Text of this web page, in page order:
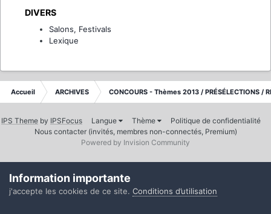
DIVERS
Salons, Festivals
Lexique
Accueil ARCHIVES CONCOURS - Thèmes 2013 / PRÉSÉLECTIONS /
IPS Theme by IPSFocus Langue Thème
Politique de confidentialité
Nous contacter (invités, membres non-connectés, Premium)
Powered by Invision Community
Information importante
j'accepte les cookies de ce site. Conditions d’utilisation